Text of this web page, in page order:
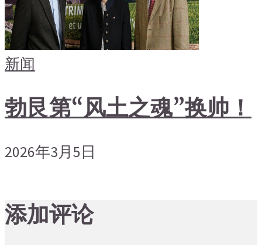
新闻
勃艮第“风土之魂”换帅！
2026年3月5日
添加评论